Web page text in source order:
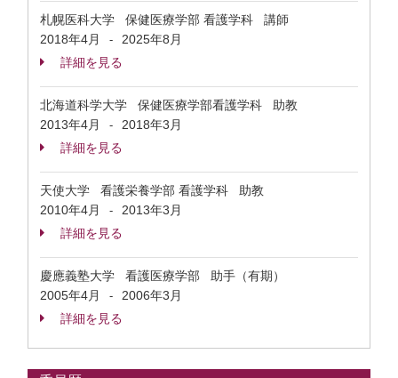
札幌医科大学 保健医療学部 看護学科 講師
2018年4月
-
2025年8月
詳細を見る
北海道科学大学 保健医療学部看護学科 助教
2013年4月
-
2018年3月
詳細を見る
天使大学 看護栄養学部 看護学科 助教
2010年4月
-
2013年3月
詳細を見る
慶應義塾大学 看護医療学部 助手（有期）
2005年4月
-
2006年3月
詳細を見る